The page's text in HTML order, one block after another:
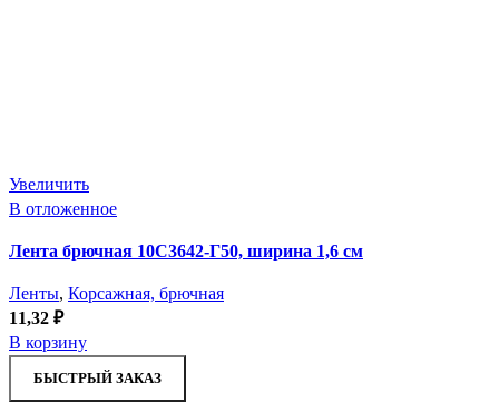
Увеличить
В отложенное
Лента брючная 10С3642-Г50, ширина 1,6 см
Ленты, Корсажная, брючная
11,32 ₽
В корзину
БЫСТРЫЙ ЗАКАЗ